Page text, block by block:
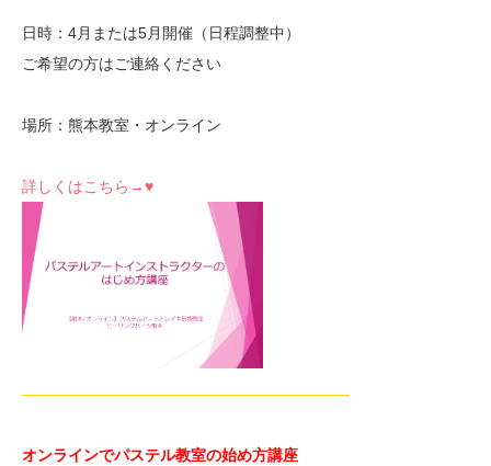
日時：4月または5月開催（日程調整中）
ご希望の方はご連絡ください
場所：熊本教室・オンライン
詳しくはこちら→♥
—————————————————————-
オンラインでパステル教室の始め方講座